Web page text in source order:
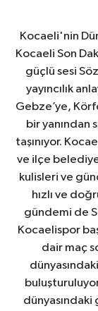
Kocaeli'nin
Kocaeli Son
güçlü sesi
yayıncılık
Gebze’ye,
bir yanından
taşınıyor.
ve ilçe
kulisleri ve
hızlı ve
gündemi de
Kocaelispor
dair maç